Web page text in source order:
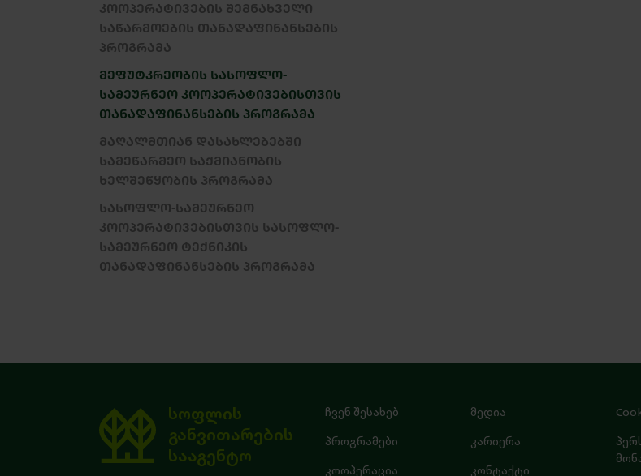
ᲙᲝᲝᲞᲔᲠᲐᲢᲘᲕᲔᲑᲘᲡ ᲨᲔᲛᲜᲐᲮᲕᲔᲚᲘ
ᲡᲐᲬᲐᲠᲛᲝᲔᲑᲘᲡ ᲗᲐᲜᲐᲓᲐᲤᲘᲜᲐᲜᲡᲔᲑᲘᲡ
ᲞᲠᲝᲒᲠᲐᲛᲐ
ᲛᲔᲤᲣᲢᲙᲠᲔᲝᲑᲘᲡ ᲡᲐᲡᲝᲤᲚᲝ-
ᲡᲐᲛᲔᲣᲠᲜᲔᲝ ᲙᲝᲝᲞᲔᲠᲐᲢᲘᲕᲔᲑᲘᲡᲗᲕᲘᲡ
ᲗᲐᲜᲐᲓᲐᲤᲘᲜᲐᲜᲡᲔᲑᲘᲡ ᲞᲠᲝᲒᲠᲐᲛᲐ
ᲛᲐᲦᲐᲚᲛᲗᲘᲐᲜ ᲓᲐᲡᲐᲮᲚᲔᲑᲔᲑᲨᲘ
ᲡᲐᲛᲔᲬᲐᲠᲛᲔᲝ ᲡᲐᲥᲛᲘᲐᲜᲝᲑᲘᲡ
ᲮᲔᲚᲨᲔᲬᲧᲝᲑᲘᲡ ᲞᲠᲝᲒᲠᲐᲛᲐ
ᲡᲐᲡᲝᲤᲚᲝ-ᲡᲐᲛᲔᲣᲠᲜᲔᲝ
ᲙᲝᲝᲞᲔᲠᲐᲢᲘᲕᲔᲑᲘᲡᲗᲕᲘᲡ ᲡᲐᲡᲝᲤᲚᲝ-
ᲡᲐᲛᲔᲣᲠᲜᲔᲝ ᲢᲔᲥᲜᲘᲙᲘᲡ
ᲗᲐᲜᲐᲓᲐᲤᲘᲜᲐᲜᲡᲔᲑᲘᲡ ᲞᲠᲝᲒᲠᲐᲛᲐ
სოფლის
განვითარების
სააგენტო
ჩვენ შესახებ
პროგრამები
კოოპერაცია
მედია
კარიერა
კონტაქტი